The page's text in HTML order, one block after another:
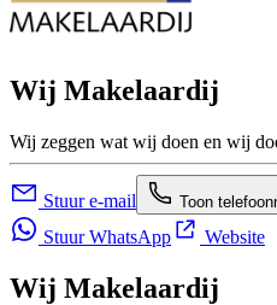
Wij Makelaardij
Wij zeggen wat wij doen en wij
Stuur e-mail Toon
Stuur WhatsApp
Website
Wij Makelaardij